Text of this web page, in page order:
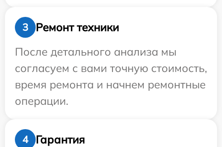
3
Ремонт техники
После детального анализа мы
согласуем с вами точную стоимость,
время ремонта и начнем ремонтные
операции.
4
Гарантия